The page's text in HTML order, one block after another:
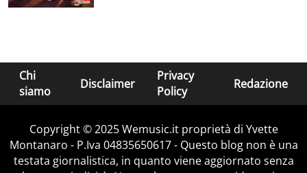
Chi
siamo
Disclaimer
Privacy
Policy
Redazione
Copyright © 2025 Wemusic.it proprietà di Yvette
Montanaro - P.Iva 04835650617 - Questo blog non è una
testata giornalistica, in quanto viene aggiornato senza